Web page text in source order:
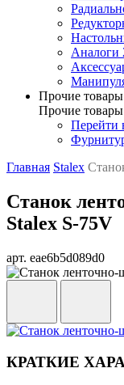
Аналоги
Прочие товары
Прочие товары
Перейти
Главная Stalex
Станок
Stalex S-75V
арт. eae6b5d089d0
КРАТКИЕ